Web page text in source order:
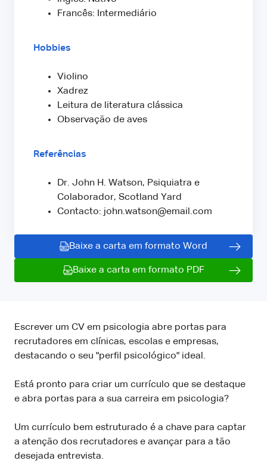
Francês: Intermediário
Hobbies
Violino
Xadrez
Leitura de literatura clássica
Observação de aves
Referências
Dr. John H. Watson, Psiquiatra e
Colaborador, Scotland Yard
Contacto: john.watson@email.com
Baixe a carta em formato Word
Baixe a carta em formato PDF
Escrever um CV em psicologia abre portas para
recrutadores em clínicas, escolas e empresas,
destacando o seu "perfil psicológico" ideal.
Está pronto para criar um currículo que se destaque
e abra portas para a sua carreira em psicologia?
Um currículo bem estruturado é a chave para captar
a atenção dos recrutadores e avançar para a tão
desejada entrevista.